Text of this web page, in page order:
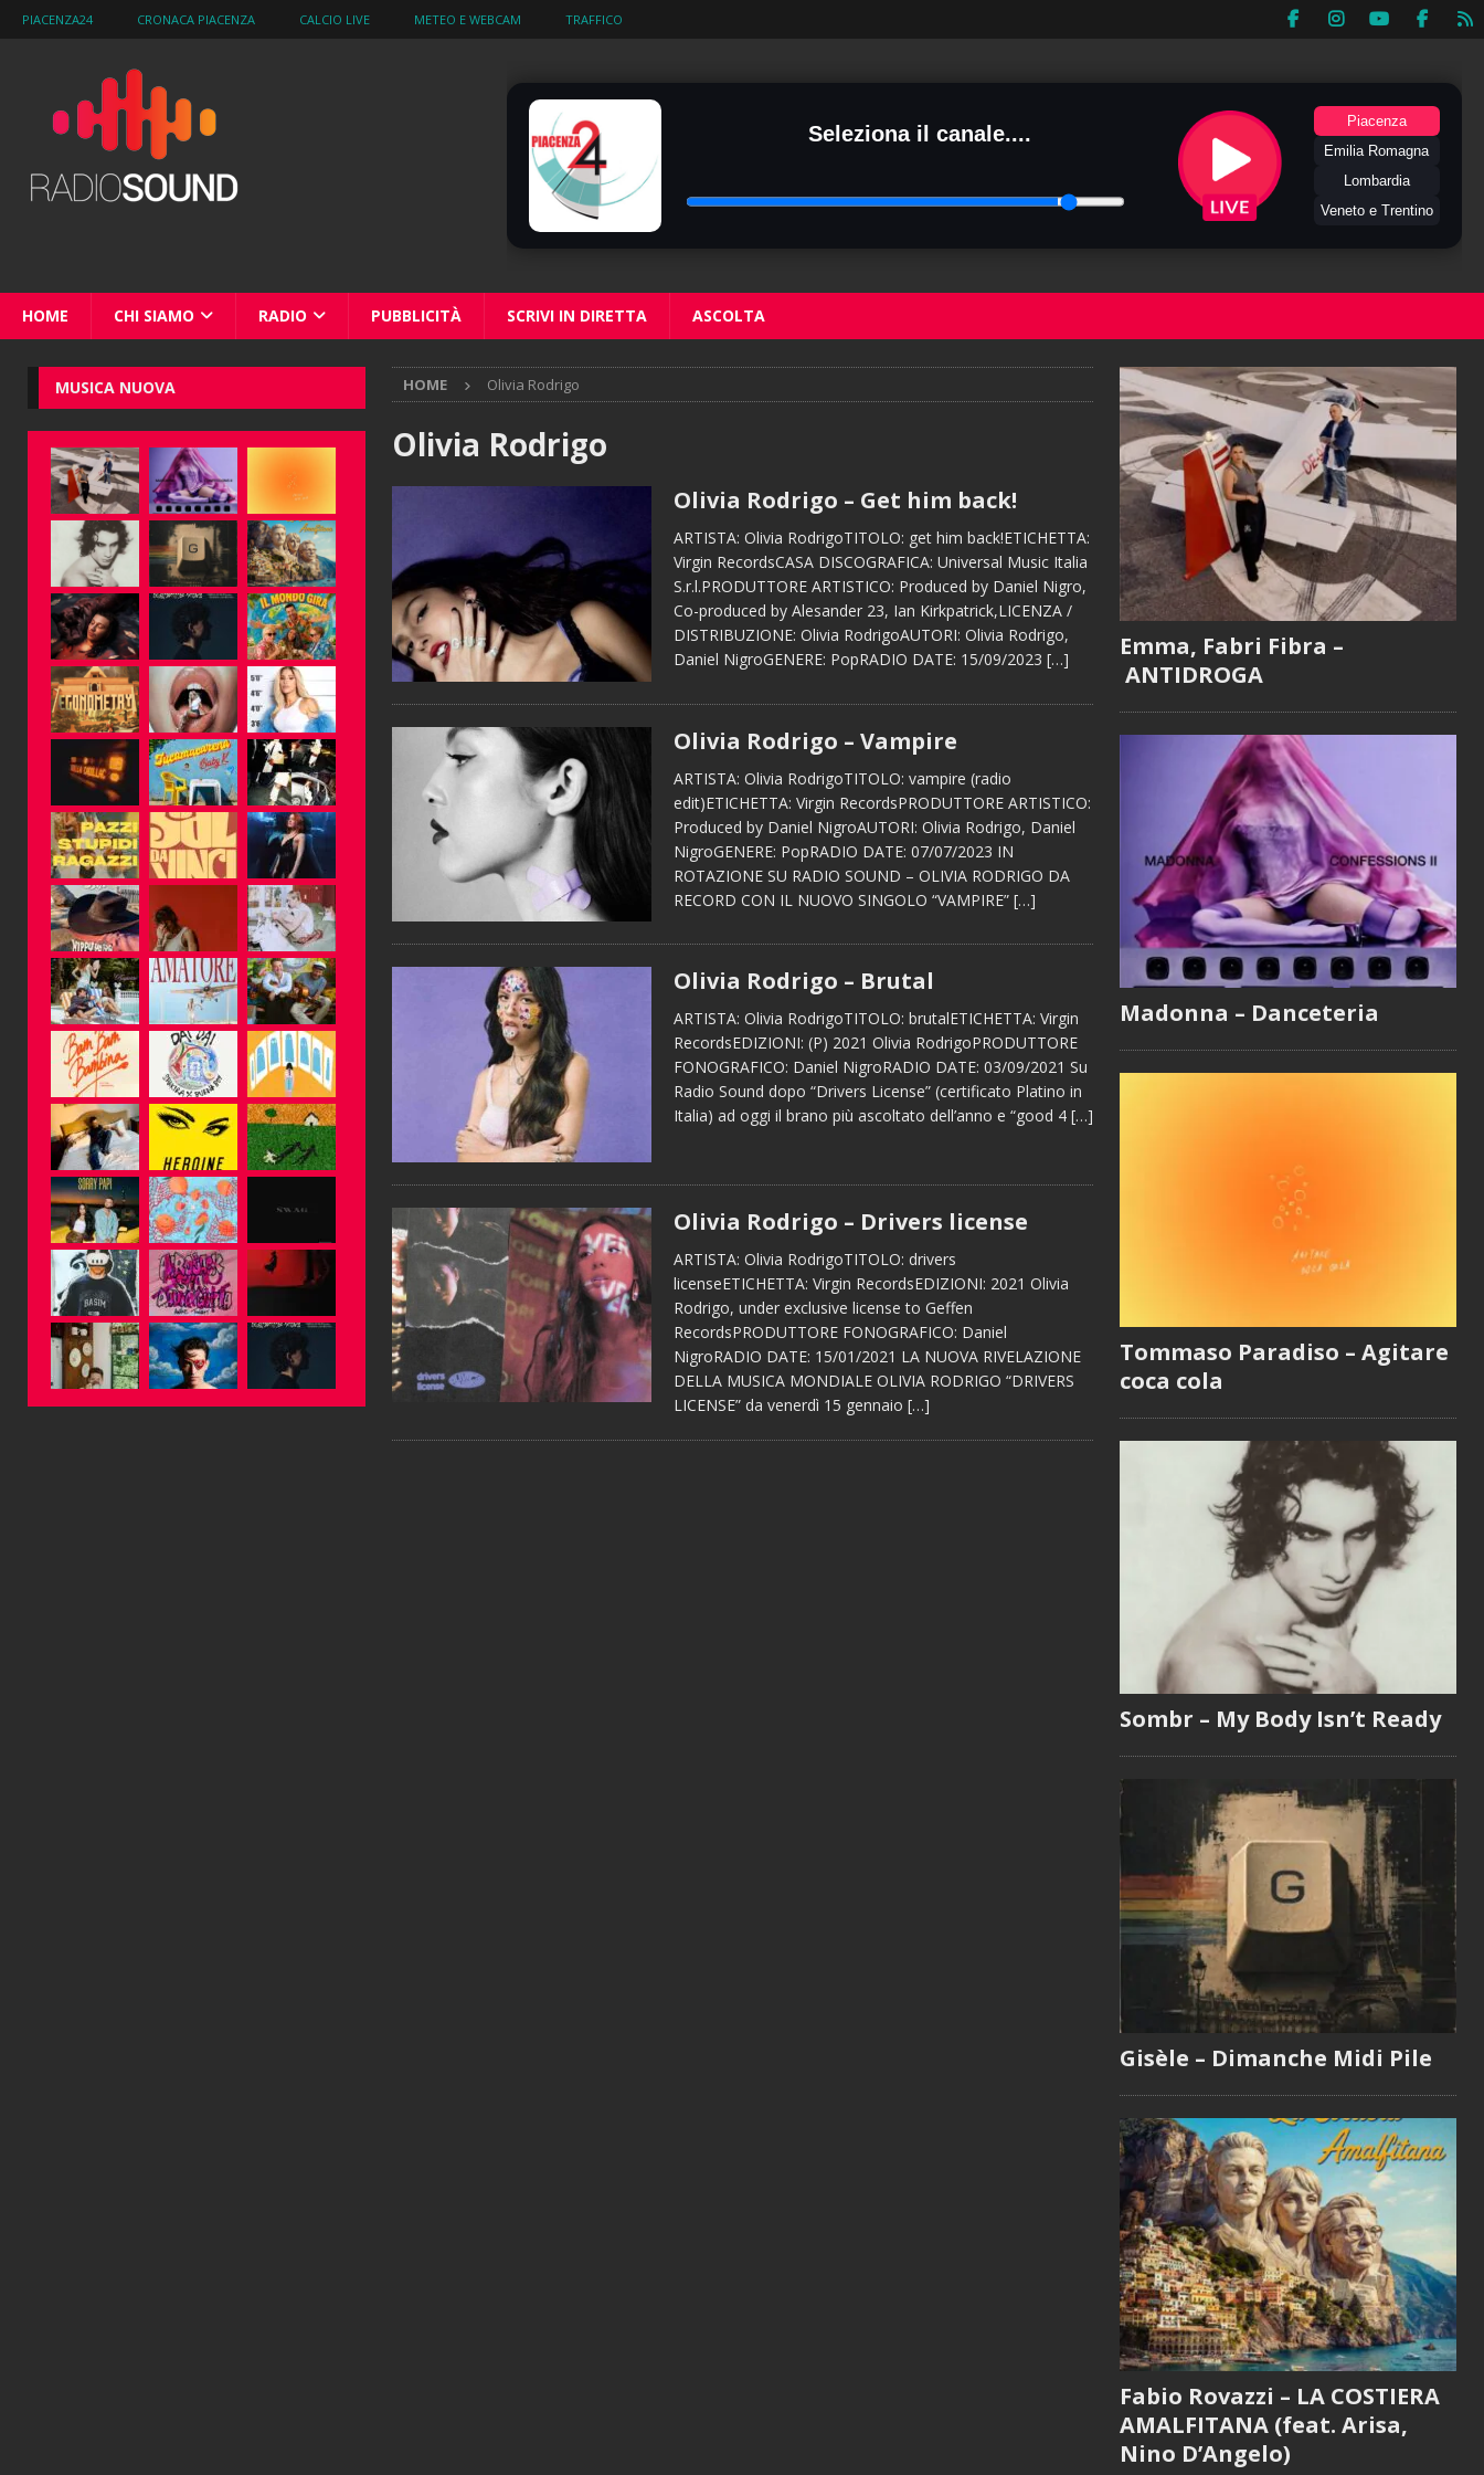
PIACENZA24 CRONACA PIACENZA CALCIO LIVE METEO E WEBCAM TRAFFICO
Seleziona il canale....
Piacenza
Emilia Romagna
Lombardia
Veneto e Trentino
HOME CHI SIAMO RADIO PUBBLICITÀ SCRIVI IN DIRETTA ASCOLTA
HOME Olivia Rodrigo
Olivia Rodrigo
Olivia Rodrigo – Get him back!
ARTISTA: Olivia RodrigoTITOLO: get him back!ETICHETTA:
Virgin RecordsCASA DISCOGRAFICA: Universal Music Italia
S.r.l.PRODUTTORE ARTISTICO: Produced by Daniel Nigro,
Co-produced by Alesander 23, Ian Kirkpatrick,LICENZA /
DISTRIBUZIONE: Olivia RodrigoAUTORI: Olivia Rodrigo,
Daniel NigroGENERE: PopRADIO DATE: 15/09/2023 […]
Olivia Rodrigo – Vampire
ARTISTA: Olivia RodrigoTITOLO: vampire (radio
edit)ETICHETTA: Virgin RecordsPRODUTTORE ARTISTICO:
Produced by Daniel NigroAUTORI: Olivia Rodrigo, Daniel
NigroGENERE: PopRADIO DATE: 07/07/2023 IN
ROTAZIONE SU RADIO SOUND – OLIVIA RODRIGO DA
RECORD CON IL NUOVO SINGOLO “VAMPIRE” […]
Olivia Rodrigo – Brutal
ARTISTA: Olivia RodrigoTITOLO: brutalETICHETTA: Virgin
RecordsEDIZIONI: (P) 2021 Olivia RodrigoPRODUTTORE
FONOGRAFICO: Daniel NigroRADIO DATE: 03/09/2021 Su
Radio Sound dopo “Drivers License” (certificato Platino in
Italia) ad oggi il brano più ascoltato dell’anno e “good 4 […]
Olivia Rodrigo – Drivers license
ARTISTA: Olivia RodrigoTITOLO: drivers
licenseETICHETTA: Virgin RecordsEDIZIONI: 2021 Olivia
Rodrigo, under exclusive license to Geffen
RecordsPRODUTTORE FONOGRAFICO: Daniel
NigroRADIO DATE: 15/01/2021 LA NUOVA RIVELAZIONE
DELLA MUSICA MONDIALE OLIVIA RODRIGO “DRIVERS
LICENSE” da venerdì 15 gennaio […]
MUSICA NUOVA
Emma, Fabri Fibra –
ANTIDROGA
Madonna – Danceteria
Tommaso Paradiso – Agitare
coca cola
Sombr – My Body Isn’t Ready
Gisèle – Dimanche Midi Pile
Fabio Rovazzi – LA COSTIERA
AMALFITANA (feat. Arisa,
Nino D’Angelo)